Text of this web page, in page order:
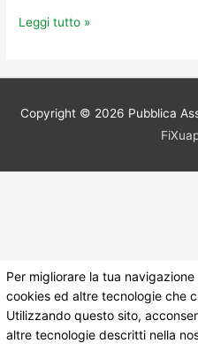
Leggi tutto »
Copyright © 2026 Pubblica
Per migliorare la tua
cookies ed altre tecnologie che
Utilizzando questo sito,
altre tecnologie descritti nella